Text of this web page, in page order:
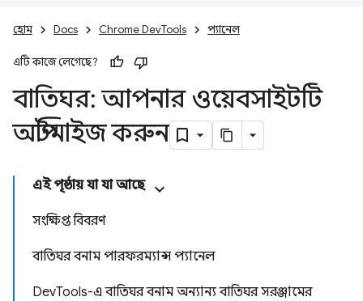
হোম Docs Chrome DevTools প্যানেল
এটি কাজে লেগেছে?
বাতিঘর: আপনার ওয়েবসাইটটি
অপ্টিমাইজ করুন
এই পৃষ্ঠায় যা যা আছে
সংক্ষিপ্ত বিবরণ
বাতিঘর বনাম পারফরম্যান্স প্যানেল
DevTools-এ বাতিঘর বনাম অন্যান্য বাতিঘর সরঞ্জামের